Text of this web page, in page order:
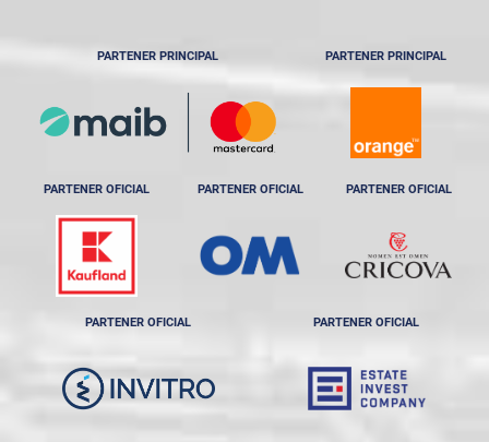
PARTENER PRINCIPAL PARTENER PRINCIPAL
PARTENER OFICIAL PARTENER OFICIAL PARTENER OFICIAL
PARTENER OFICIAL PARTENER OFICIAL